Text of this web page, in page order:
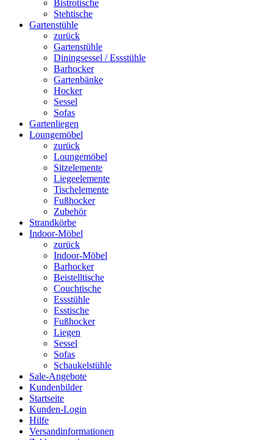
Bistrotische
Stehtische
Gartenstühle
zurück
Gartenstühle
Diningsessel / Essstühle
Barhocker
Gartenbänke
Hocker
Sessel
Sofas
Gartenliegen
Loungemöbel
zurück
Loungemöbel
Sitzelemente
Liegeelemente
Tischelemente
Fußhocker
Zubehör
Strandkörbe
Indoor-Möbel
zurück
Indoor-Möbel
Barhocker
Beistelltische
Couchtische
Essstühle
Esstische
Fußhocker
Liegen
Sessel
Sofas
Schaukelstühle
Sale-Angebote
Kundenbilder
Startseite
Kunden-Login
Hilfe
Versandinformationen